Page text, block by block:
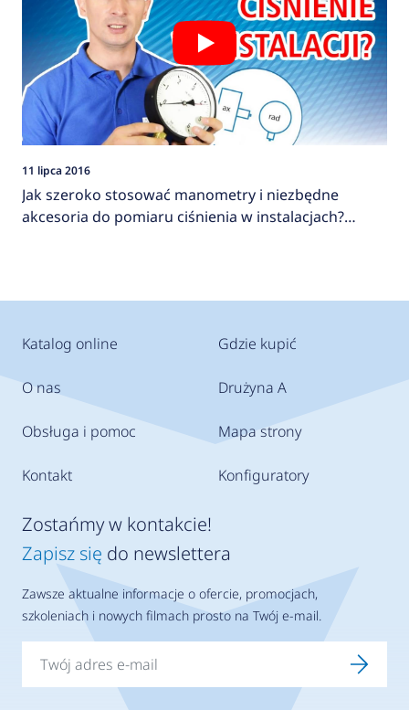
11 lipca 2016
Jak szeroko stosować manometry i niezbędne
akcesoria do pomiaru ciśnienia w instalacjach?
Katalog online
O nas
Obsługa i pomoc
Kontakt
Gdzie kupić
Drużyna A
Mapa strony
Konfiguratory
Zostańmy w kontakcie!
Zapisz się do newslettera
Zawsze aktualne informacje o ofercie, promocjach,
szkoleniach i nowych filmach prosto na Twój e-mail.